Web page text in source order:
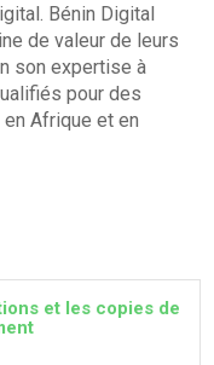
Bénin Digital
de valeur de leurs
son expertise à
pour des
Afrique et en
et les copies de